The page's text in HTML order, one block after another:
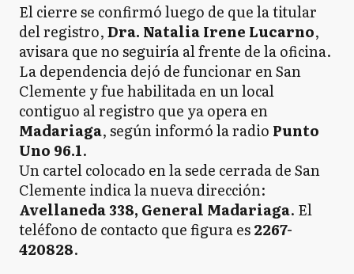
El cierre se confirmó luego de que la titular
del registro,Dra. Natalia Irene Lucarno,
avisara que no seguiría al frente de la oficina.
La dependencia dejó de funcionar en San
Clemente y fue habilitada en un local
contiguo al registro que ya opera en
Madariaga, según informó la radio Punto
Uno 96.1.
Un cartel colocado en la sede cerrada de San
Clemente indica la nueva dirección:
Avellaneda 338, General Madariaga. El
teléfono de contacto que figura es2267-
420828.